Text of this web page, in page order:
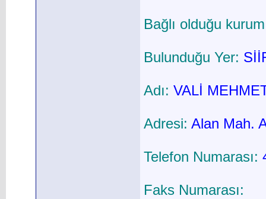
Bağlı olduğu
Bulunduğu Yer:
Adı: VALİ
Adresi: Alan Mah.
Telefon Numarası:
Faks Numarası: